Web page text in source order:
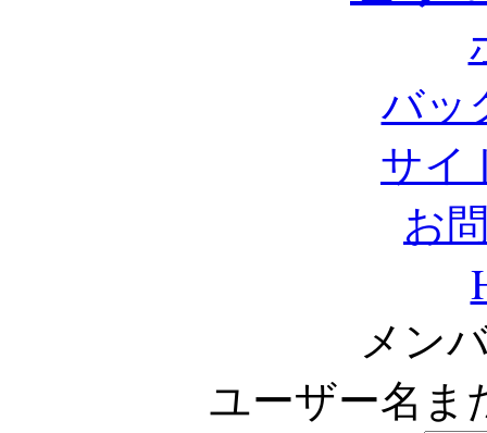
バッ
サイ
お
メン
ユーザー名ま